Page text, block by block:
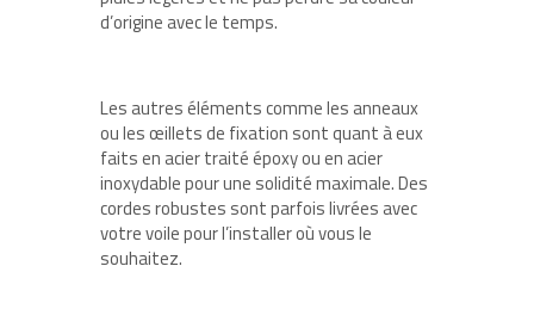
d’origine avec le temps.
Les autres éléments comme les anneaux
ou les œillets de fixation sont quant à eux
faits en acier traité époxy ou en acier
inoxydable pour une solidité maximale. Des
cordes robustes sont parfois livrées avec
votre voile pour l’installer où vous le
souhaitez.